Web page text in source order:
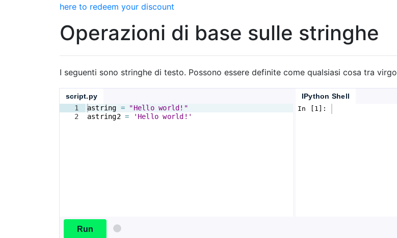
here to redeem your discount
Operazioni di base sulle stringhe
I seguenti sono stringhe di testo. Possono essere definite come qualsiasi cosa tra
script.py
1
2
astring =
"Hello world!"
astring2 = 'Hello world!'
IPython Shell
In [1]:
Run